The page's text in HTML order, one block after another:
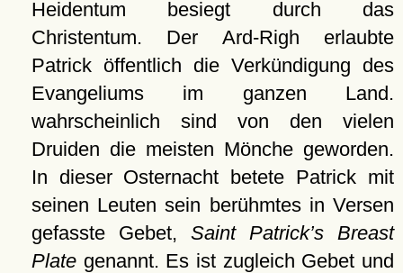
Heidentum besiegt durch das
Christentum. Der Ard-Righ erlaubte
Patrick öffentlich die Verkündigung des
Evangeliums im ganzen Land.
wahrscheinlich sind von den vielen
Druiden die meisten Mönche geworden.
In dieser Osternacht betete Patrick mit
seinen Leuten sein berühmtes in Versen
gefasste Gebet, Saint Patrick’s Breast
Plategenannt. Es ist zugleich Gebet und